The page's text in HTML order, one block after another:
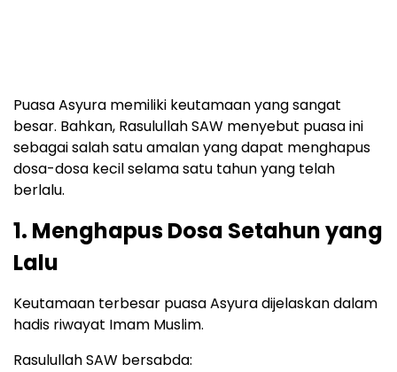
Puasa Asyura memiliki keutamaan yang sangat
besar. Bahkan, Rasulullah SAW menyebut puasa ini
sebagai salah satu amalan yang dapat menghapus
dosa-dosa kecil selama satu tahun yang telah
berlalu.
1. Menghapus Dosa Setahun yang
Lalu
Keutamaan terbesar puasa Asyura dijelaskan dalam
hadis riwayat Imam Muslim.
Rasulullah SAW bersabda: